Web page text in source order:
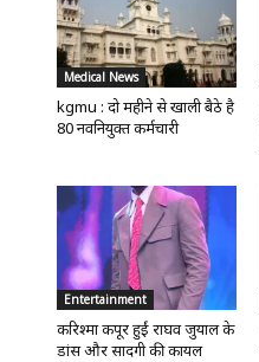
Medical News
kgmu : दो महीने से खाली बैठे है
80 नवनियुक्त कर्मचारी
Entertainment
करिश्मा कपूर हुईं राघव जुयाल के
डांस और सादगी की कायल